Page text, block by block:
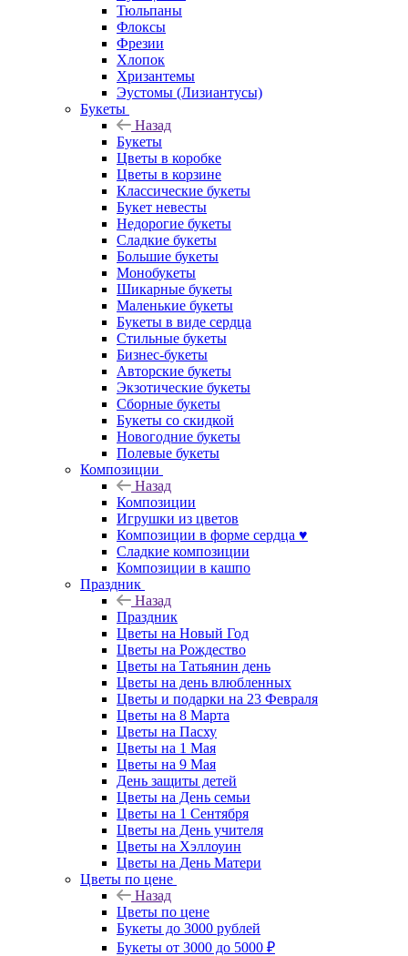
Тюльпаны
Флоксы
Фрезии
Хлопок
Хризантемы
Эустомы (Лизиантусы)
Букеты
Назад
Букеты
Цветы в коробке
Цветы в корзине
Классические букеты
Букет невесты
Недорогие букеты
Сладкие букеты
Большие букеты
Монобукеты
Шикарные букеты
Маленькие букеты
Букеты в виде сердца
Стильные букеты
Бизнес-букеты
Авторские букеты
Экзотические букеты
Сборные букеты
Букеты со скидкой
Новогодние букеты
Полевые букеты
Композиции
Назад
Композиции
Игрушки из цветов
Композиции в форме сердца ♥
Сладкие композиции
Композиции в кашпо
Праздник
Назад
Праздник
Цветы на Новый Год
Цветы на Рождество
Цветы на Татьянин день
Цветы на день влюбленных
Цветы и подарки на 23 Февраля
Цветы на 8 Марта
Цветы на Пасху
Цветы на 1 Мая
Цветы на 9 Мая
День защиты детей
Цветы на День семьи
Цветы на 1 Сентября
Цветы на День учителя
Цветы на Хэллоуин
Цветы на День Матери
Цветы по цене
Назад
Цветы по цене
Букеты до 3000 рублей
Букеты от 3000 до 5000 ₽